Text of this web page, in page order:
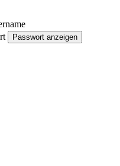
Passwort anzeigen